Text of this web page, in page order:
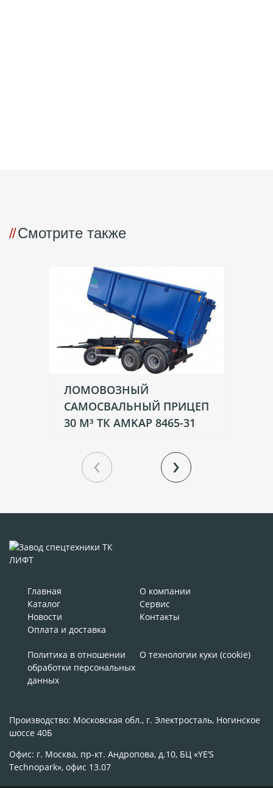
Смотрите также
ЛОМОВОЗНЫЙ
САМОСВАЛЬНЫЙ ПРИЦЕП
30 М³ ТК AMKAР 8465-31
‹ ›
Главная
О компании
Каталог
Сервис
Новости
Контакты
Оплата и доставка
Политика в отношении
обработки персональных
данных
О технологии куки (cookie)
Производство: Московская обл., г. Электросталь, Ногинское
шоссе 40Б
Офис: г. Москва, пр-кт. Андропова, д.10, БЦ «YE’S
Technopark», офис 13.07